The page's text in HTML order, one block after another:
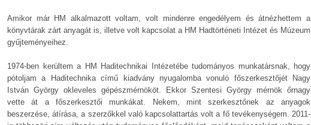
Amikor már HM alkalmazott voltam, volt mindenre engedélyem és átnézhettem a
könyvtárak zárt anyagát is, illetve volt kapcsolat a HM Hadtörténeti Intézet és Múzeum
gyűjteményeihez.
1974-ben kerültem a HM Haditechnikai Intézetébe tudományos munkatársnak, hogy
pótoljam a Haditechnika című kiadvány nyugalomba vonuló főszerkesztőjét Nagy
István György okleveles gépészmérnököt. Ekkor Szentesi György mérnök őrnagy
vette át a főszerkesztői munkákat. Nekem, mint szerkesztőnek az anyagok
beszerzése, átírása, a szerzőkkel való kapcsolattartás volt a fő tevékenységem. 2011-